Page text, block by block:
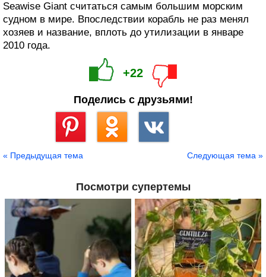
Seawise Giant считаться самым большим морским
судном в мире. Впоследствии корабль не раз менял
хозяев и название, вплоть до утилизации в январе
2010 года.
+22
Поделись с друзьями!
« Предыдущая тема Следующая тема »
Посмотри супертемы